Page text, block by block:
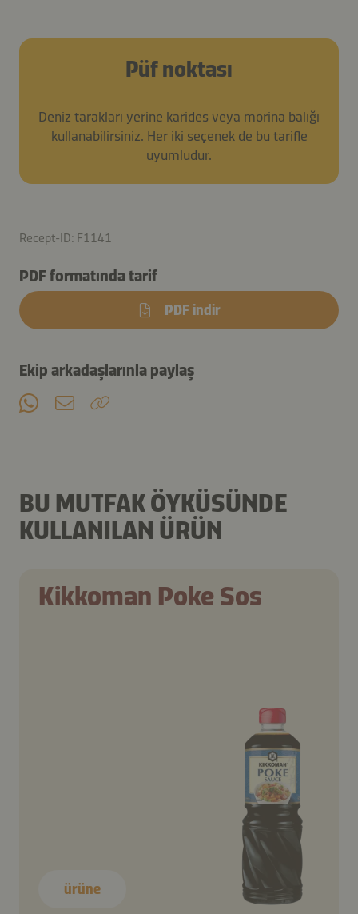
Püf noktası
Deniz tarakları yerine karides veya morina balığı
kullanabilirsiniz. Her iki seçenek de bu tarifle
uyumludur.
Recept-ID: F1141
PDF formatında tarif
PDF indir
Ekip arkadaşlarınla paylaş
BU MUTFAK ÖYKÜSÜNDE
KULLANILAN ÜRÜN
Kikkoman Poke Sos
ürüne